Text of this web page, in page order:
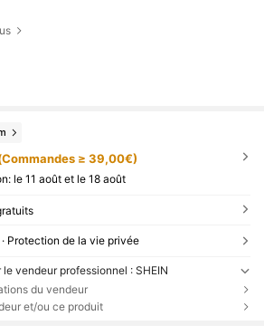
≥ 39,00€)
le 11 août et le 18 août
Protection de la vie privée
vendeur professionnel : SHEIN
du vendeur
et/ou ce produit